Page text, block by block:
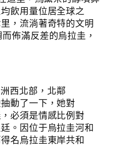
飲用量位居全球之
，流淌著奇特的文明
佈滿反差的烏拉圭，
西北部，北鄰
動了一下，她對
必須是情感比例對
。因位于烏拉圭河和
名烏拉圭東岸共和